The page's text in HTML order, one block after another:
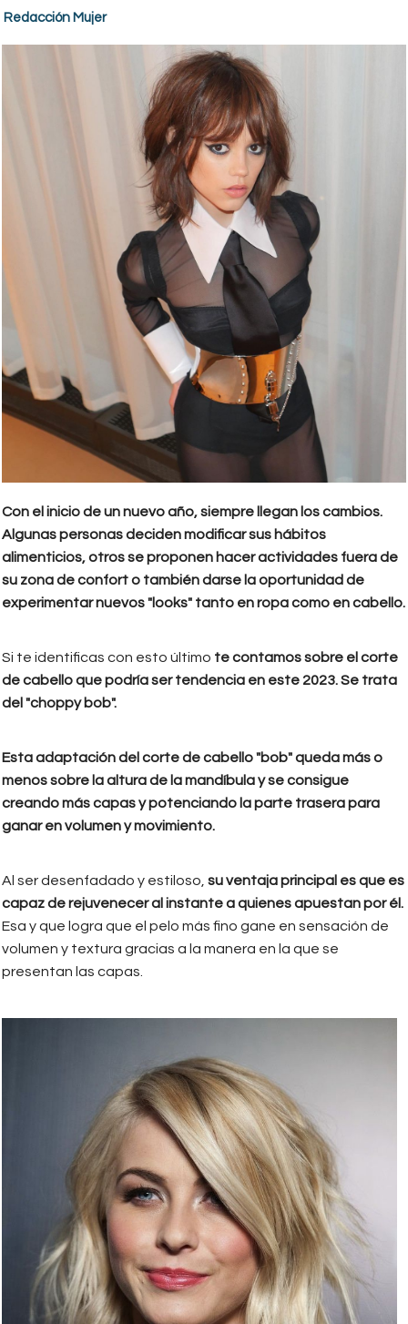
Redacción Mujer
Con el inicio de un nuevo año, siempre llegan los cambios.
Algunas personas deciden modificar sus hábitos
alimenticios, otros se proponen hacer actividades fuera de
su zona de confort o también darse la oportunidad de
experimentar nuevos "looks" tanto en ropa como en cabello.
Si te identificas con esto último te contamos sobre el corte
de cabello que podría ser tendencia en este 2023. Se trata
del "choppy bob".
Esta adaptación del corte de cabello "bob" queda más o
menos sobre la altura de la mandíbula y se consigue
creando más capas y potenciando la parte trasera para
ganar en volumen y movimiento.
Al ser desenfadado y estiloso, su ventaja principal es que es
capaz de rejuvenecer al instante a quienes apuestan por él.
Esa y que logra que el pelo más fino gane en sensación de
volumen y textura gracias a la manera en la que se
presentan las capas.